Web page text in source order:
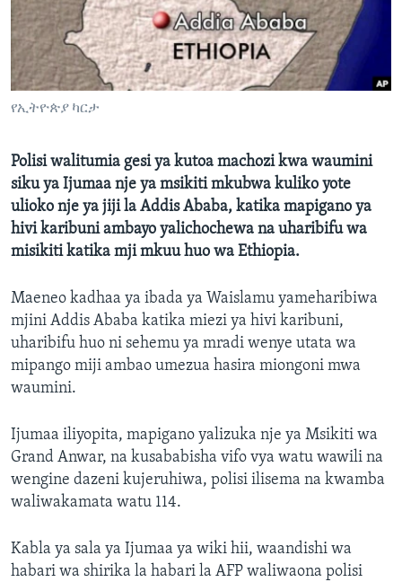
የኢትዮጵያ ካርታ
Polisi walitumia gesi ya kutoa machozi kwa waumini
siku ya Ijumaa nje ya msikiti mkubwa kuliko yote
ulioko nje ya jiji la Addis Ababa, katika mapigano ya
hivi karibuni ambayo yalichochewa na uharibifu wa
misikiti katika mji mkuu huo wa Ethiopia.
Maeneo kadhaa ya ibada ya Waislamu yameharibiwa
mjini Addis Ababa katika miezi ya hivi karibuni,
uharibifu huo ni sehemu ya mradi wenye utata wa
mipango miji ambao umezua hasira miongoni mwa
waumini.
Ijumaa iliyopita, mapigano yalizuka nje ya Msikiti wa
Grand Anwar, na kusababisha vifo vya watu wawili na
wengine dazeni kujeruhiwa, polisi ilisema na kwamba
waliwakamata watu 114.
Kabla ya sala ya Ijumaa ya wiki hii, waandishi wa
habari wa shirika la habari la AFP waliwaona polisi